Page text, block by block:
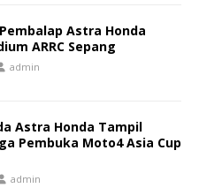
Astra Honda
ARRC Sepang
admin
Astra Honda Tampil
Pembuka Moto4 Asia Cup
admin